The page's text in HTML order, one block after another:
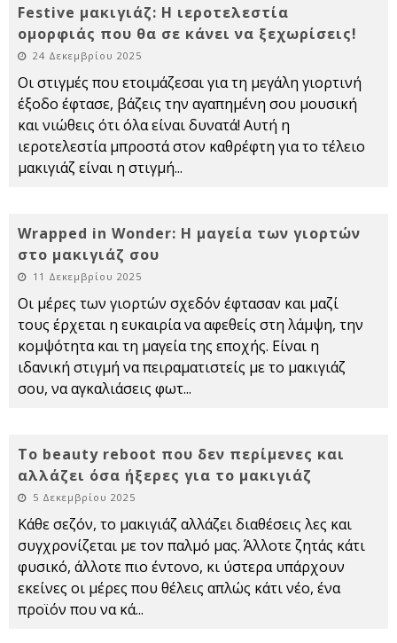
Festive μακιγιάζ: Η ιεροτελεστία
ομορφιάς που θα σε κάνει να ξεχωρίσεις!
24 Δεκεμβρίου 2025
Οι στιγμές που ετοιμάζεσαι για τη μεγάλη γιορτινή
έξοδο έφτασε, βάζεις την αγαπημένη σου μουσική
και νιώθεις ότι όλα είναι δυνατά! Αυτή η
ιεροτελεστία μπροστά στον καθρέφτη για το τέλειο
μακιγιάζ είναι η στιγμή...
Wrapped in Wonder: Η μαγεία των γιορτών
στο μακιγιάζ σου
11 Δεκεμβρίου 2025
Οι μέρες των γιορτών σχεδόν έφτασαν και μαζί
τους έρχεται η ευκαιρία να αφεθείς στη λάμψη, την
κομψότητα και τη μαγεία της εποχής. Είναι η
ιδανική στιγμή να πειραματιστείς με το μακιγιάζ
σου, να αγκαλιάσεις φωτ...
Το beauty reboot που δεν περίμενες και
αλλάζει όσα ήξερες για το μακιγιάζ
5 Δεκεμβρίου 2025
Κάθε σεζόν, το μακιγιάζ αλλάζει διαθέσεις λες και
συγχρονίζεται με τον παλμό μας. Άλλοτε ζητάς κάτι
φυσικό, άλλοτε πιο έντονο, κι ύστερα υπάρχουν
εκείνες οι μέρες που θέλεις απλώς κάτι νέο, ένα
προϊόν που να κά...